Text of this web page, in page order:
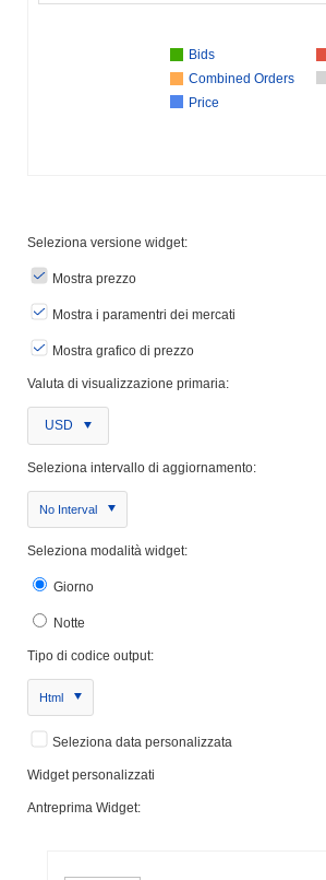
Bids
Combined Orders
Price
Seleziona versione widget:
Mostra prezzo
Mostra i paramentri dei mercati
Mostra grafico di prezzo
Valuta di visualizzazione primaria:
USD
Seleziona intervallo di aggiornamento:
No Interval
Seleziona modalità widget:
Giorno
Notte
Tipo di codice output:
Html
Seleziona data personalizzata
Widget personalizzati
Antreprima Widget: